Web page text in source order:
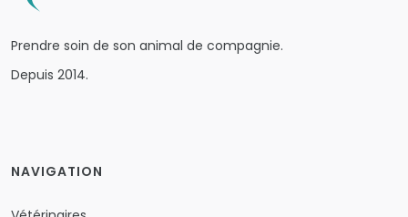
Prendre soin de son animal de compagnie.
Depuis 2014.
NAVIGATION